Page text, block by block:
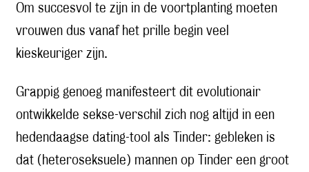
Om succesvol te zijn in de voortplanting moeten
vrouwen dus vanaf het prille begin veel
kieskeuriger zijn.
Grappig genoeg manifesteert dit evolutionair
ontwikkelde sekse-verschil zich nog altijd in een
hedendaagse dating-tool als Tinder: gebleken is
dat (heteroseksuele) mannen op Tinder een groot